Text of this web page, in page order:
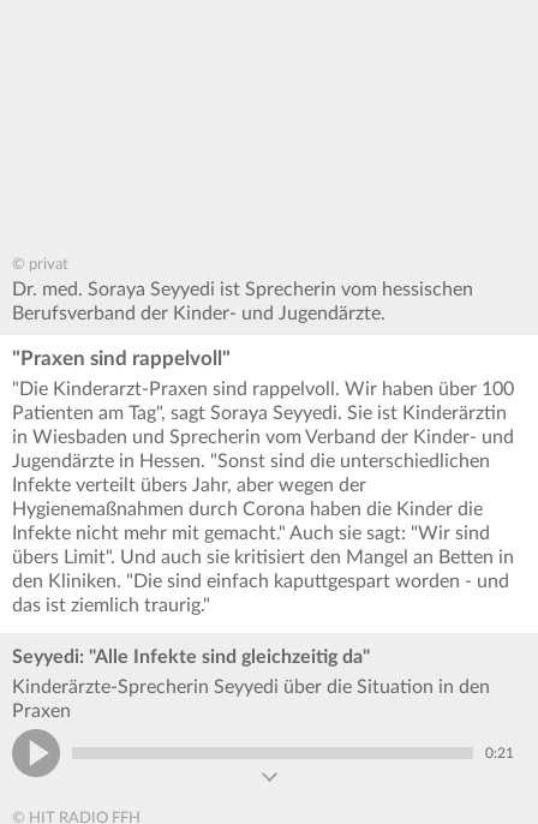
© privat
Dr. med. Soraya Seyyedi ist Sprecherin vom hessischen
Berufsverband der Kinder- und Jugendärzte.
"Praxen sind rappelvoll"
"Die Kinderarzt-Praxen sind rappelvoll. Wir haben über 100
Patienten am Tag", sagt Soraya Seyyedi. Sie ist Kinderärztin
in Wiesbaden und Sprecherin vom Verband der Kinder- und
Jugendärzte in Hessen. "Sonst sind die unterschiedlichen
Infekte verteilt übers Jahr, aber wegen der
Hygienemaßnahmen durch Corona haben die Kinder die
Infekte nicht mehr mit gemacht." Auch sie sagt: "Wir sind
übers Limit". Und auch sie kritisiert den Mangel an Betten in
den Kliniken. "Die sind einfach kaputtgespart worden - und
das ist ziemlich traurig."
Seyyedi: "Alle Infekte sind gleichzeitig da"
Kinderärzte-Sprecherin Seyyedi über die Situation in den
Praxen
0:21
© HIT RADIO FFH